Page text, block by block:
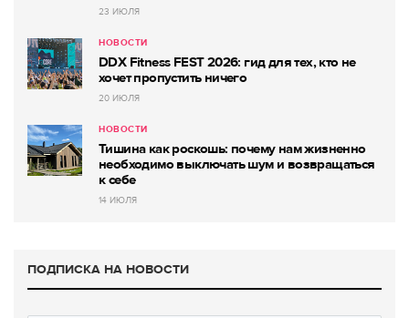
23 ИЮЛЯ
НОВОСТИ
DDX Fitness FEST 2026: гид для тех, кто не
хочет пропустить ничего
20 ИЮЛЯ
НОВОСТИ
Тишина как роскошь: почему нам жизненно
необходимо выключать шум и возвращаться
к себе
14 ИЮЛЯ
ПОДПИСКА НА НОВОСТИ